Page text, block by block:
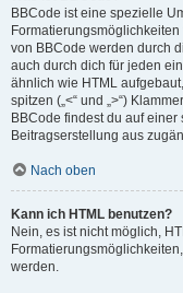
BBCode ist eine spezielle
von BBCode werden durch
auch durch dich für jeden
ähnlich wie HTML
spitzen („<“ und „>“)
BBCode findest du auf
Beitragserstellung aus
Nach oben
Kann ich HTML benutzen?
Nein, es ist nicht möglich,
werden.